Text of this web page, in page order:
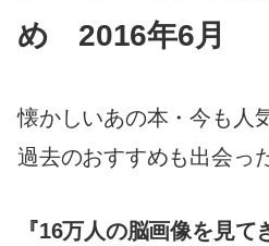
め 2016年6月
懐かしいあの本・今も人
過去のおすすめも出会っ
『16万人の脳画像を見て